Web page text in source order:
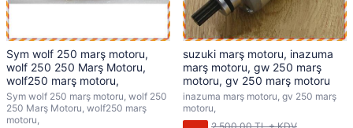
Sym wolf 250 marş motoru,
wolf 250 250 Marş Motoru,
wolf250 marş motoru,
Sym wolf 250 marş motoru, wolf 250
250 Marş Motoru, wolf250 marş
motoru,
suzuki marş motoru, inazuma
marş motoru, gw 250 marş
motoru, gv 250 marş motoru
inazuma marş motoru, gv 250 marş
motoru,